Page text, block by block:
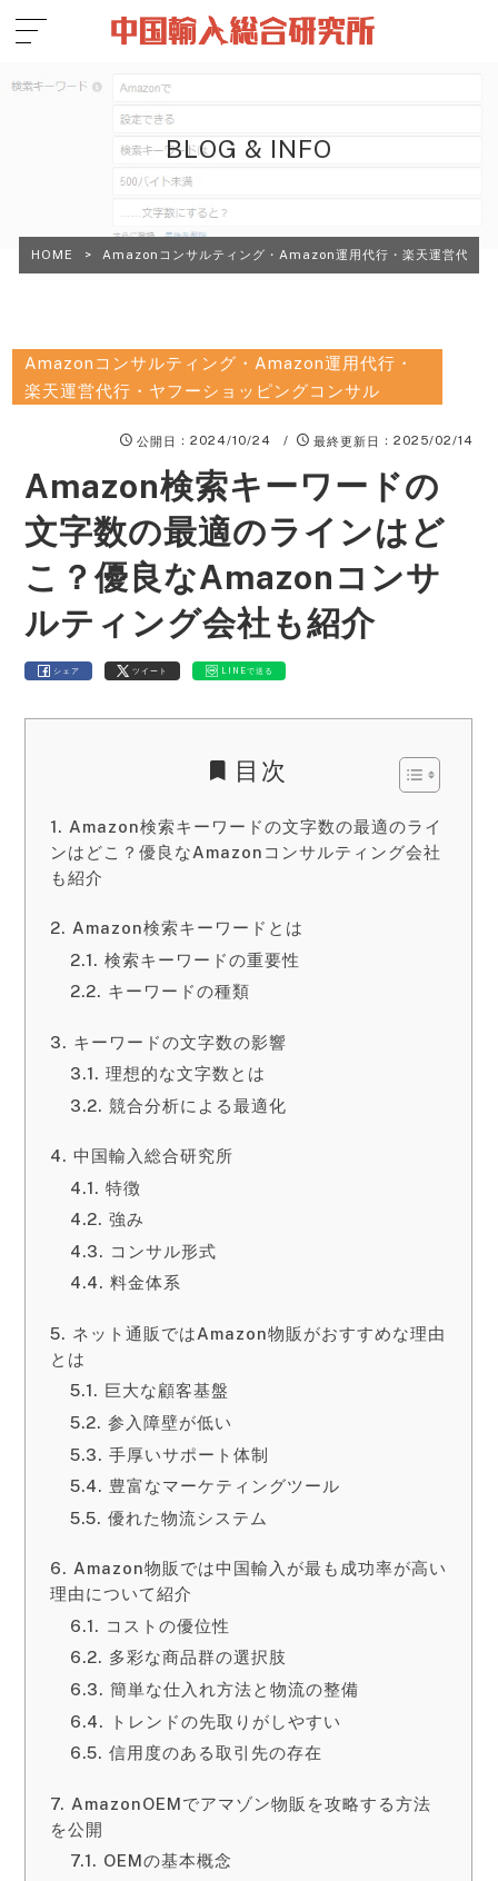
BLOG & INFO
HOME > Amazonコンサルティング・Amazon運用代行・楽天運営代行・
Amazonコンサルティング・Amazon運用代行・
楽天運営代行・ヤフーショッピングコンサル
公開日 ：2024/10/24 / 最終更新日 ：2025/02/14
Amazon検索キーワードの
文字数の最適のラインはど
こ？優良なAmazonコンサ
ルティング会社も紹介
シェア ツイート LINEで送る
目次
Amazon検索キーワードの文字数の最適のライ
ンはどこ？優良なAmazonコンサルティング会社
も紹介
Amazon検索キーワードとは
検索キーワードの重要性
キーワードの種類
キーワードの文字数の影響
理想的な文字数とは
競合分析による最適化
中国輸入総合研究所
特徴
強み
コンサル形式
料金体系
ネット通販ではAmazon物販がおすすめな理由
とは
巨大な顧客基盤
参入障壁が低い
手厚いサポート体制
豊富なマーケティングツール
優れた物流システム
Amazon物販では中国輸入が最も成功率が高い
理由について紹介
コストの優位性
多彩な商品群の選択肢
簡単な仕入れ方法と物流の整備
トレンドの先取りがしやすい
信用度のある取引先の存在
AmazonOEMでアマゾン物販を攻略する方法
を公開
OEMの基本概念